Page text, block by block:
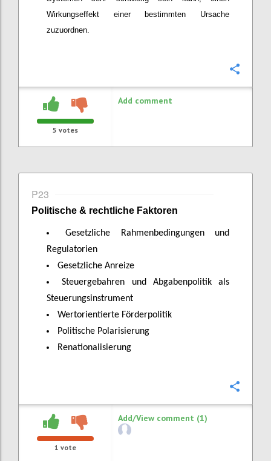
Wirkungseffekt einer bestimmten Ursache
zuzuordnen.
5 votes
Add comment
P23
Politische & rechtliche Faktoren
Gesetzliche Rahmenbedingungen und
Regulatorien
Gesetzliche Anreize
Steuergebahren und Abgabenpolitik als
Steuerungsinstrument
Wertorientierte Förderpolitik
Politische Polarisierung
Renationalisierung
1 vote
Add/View comment (1)